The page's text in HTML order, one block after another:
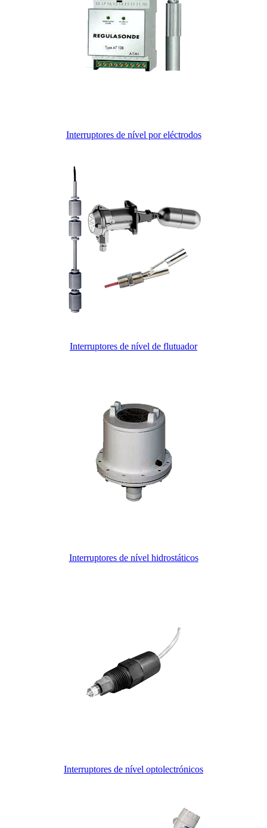
Interruptores de nível por eléctrodos
Interruptores de nível de flutuador
Interruptores de nível hidrostáticos
Interruptores de nível optolectrónicos